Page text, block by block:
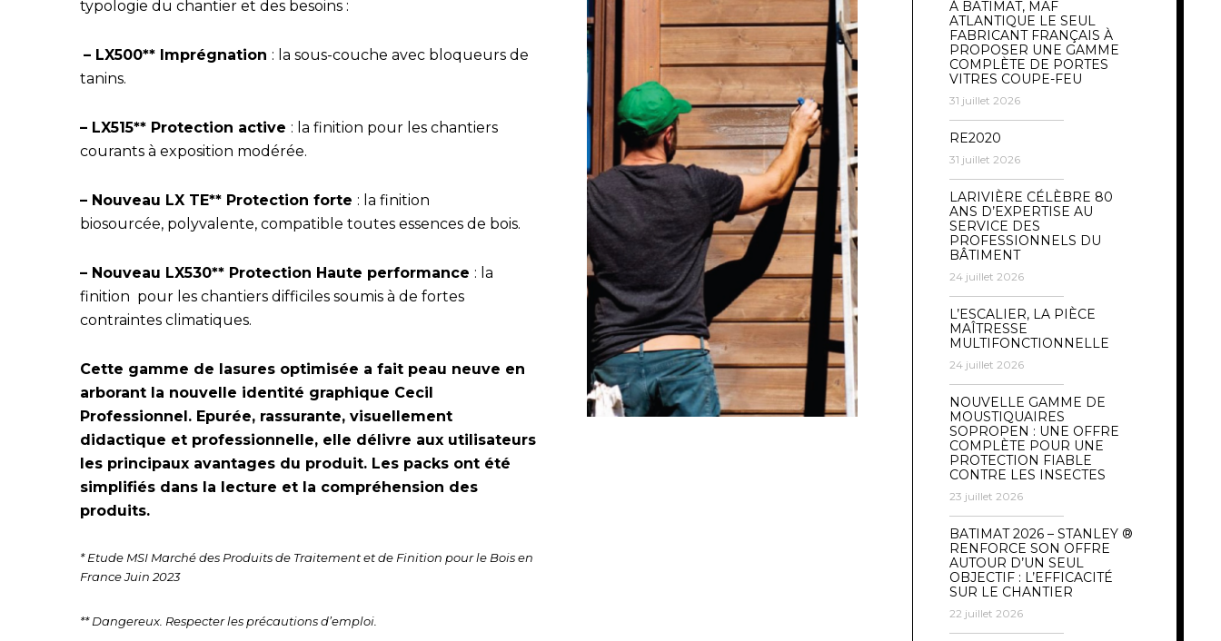
typologie du chantier et des besoins :
– LX500** Imprégnation : la sous-couche avec bloqueurs de
tanins.
– LX515** Protection active : la finition pour les chantiers
courants à exposition modérée.
– Nouveau LX TE** Protection forte : la finition
biosourcée, polyvalente, compatible toutes essences de bois.
– Nouveau LX530** Protection Haute performance : la
finition pour les chantiers difficiles soumis à de fortes
contraintes climatiques.
Cette gamme de lasures optimisée a fait peau neuve en
arborant la nouvelle identité graphique Cecil
Professionnel. Epurée, rassurante, visuellement
didactique et professionnelle, elle délivre aux utilisateurs
les principaux avantages du produit. Les packs ont été
simplifiés dans la lecture et la compréhension des
produits.
* Etude MSI Marché des Produits de Traitement et de Finition pour le Bois en
France Juin 2023
** Dangereux. Respecter les précautions d’emploi.
À BATIMAT, MAF
ATLANTIQUE LE SEUL
FABRICANT FRANÇAIS À
PROPOSER UNE GAMME
COMPLÈTE DE PORTES
VITRES COUPE-FEU
31 juillet 2026
RE2020
31 juillet 2026
LARIVIÈRE CÉLÈBRE 80
ANS D’EXPERTISE AU
SERVICE DES
PROFESSIONNELS DU
BÂTIMENT
24 juillet 2026
L’ESCALIER, LA PIÈCE
MAÎTRESSE
MULTIFONCTIONNELLE
24 juillet 2026
NOUVELLE GAMME DE
MOUSTIQUAIRES
SOPROPEN : UNE OFFRE
COMPLÈTE POUR UNE
PROTECTION FIABLE
CONTRE LES INSECTES
23 juillet 2026
BATIMAT 2026 – STANLEY ®
RENFORCE SON OFFRE
AUTOUR D’UN SEUL
OBJECTIF : L’EFFICACITÉ
SUR LE CHANTIER
22 juillet 2026